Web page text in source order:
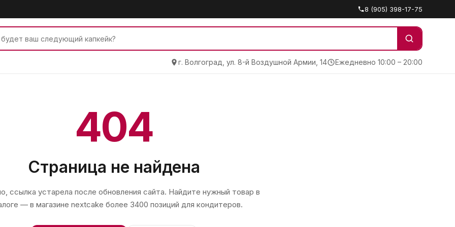
8 (905) 398-17-75
г. Волгоград, ул. 8-й Воздушной Армии, 14 Ежедневно 10:00 – 20:00
404
Страница не найдена
ссылка устарела после обновления сайта. Найдите нужный товар в
— в магазине nextcake более 3400 позиций для кондитеров.